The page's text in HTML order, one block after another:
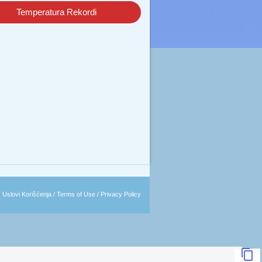
Temperatura Rekordi
Uslovi Korišćenja / Terms of Use / Privacy Policy